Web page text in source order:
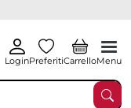
LoginPreferitiCarrelloMenu